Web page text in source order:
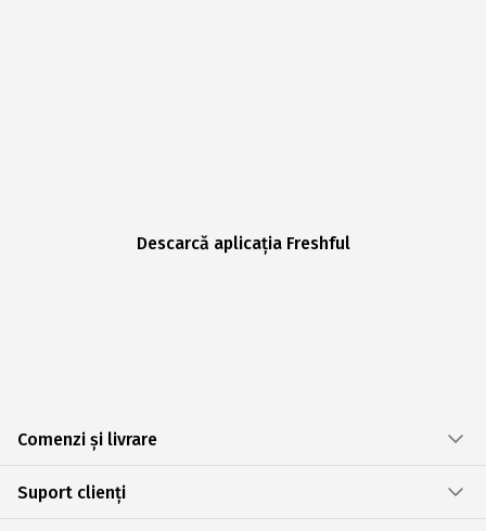
Descarcă aplicația Freshful
Comenzi și livrare
Suport clienți